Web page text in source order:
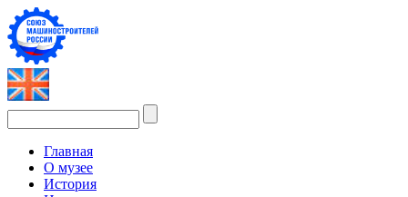
Главная
О музее
История